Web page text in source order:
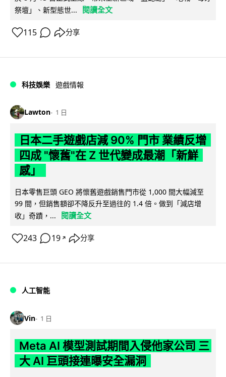
祭壇」、新型態世...
閱讀全文
115 分享
科技娛樂 遊戲情報
Lawton 1 日
日本二手遊戲店減 90% 門市 業績反增
四成 "懷舊"在 Z 世代變成最潮「新鮮
感」
日本零售巨頭 GEO 將懷舊遊戲銷售門市從 1,000 間大幅減至
99 間，但銷售額卻不降反升至過往的 1.4 倍。做到「減店增
收」奇蹟，...
閱讀全文
243 19 ↗ 分享
人工智能
Vin 1 日
Meta AI 模型測試期間入侵他家公司 三
大 AI 巨頭接連曝安全漏洞